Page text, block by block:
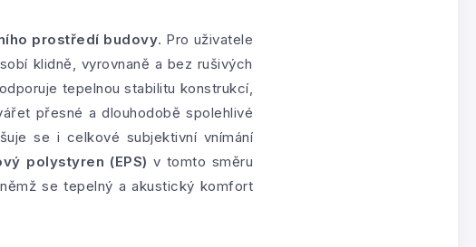
prostředí budovy. Pro uživatele
klidně, vyrovnaně a bez rušivých
tepelnou stabilitu konstrukcí,
přesné a dlouhodobě spolehlivé
se i celkové subjektivní vnímání
polystyren (EPS) v tomto směru
se tepelný a akustický komfort